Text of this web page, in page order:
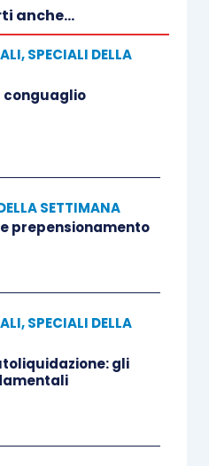
le disposizioni
n.276/03 relative al
e, in particolare, le
e 69) che,
la
rapporti i rapporti di
di cui
a uno o più progetti
dal committente e
dal collaboratore
del
autonoma in
subordinato a tempo
anche...
,SPECIALI DELLA
conguaglio
SETTIMANA
prepensionamento
,SPECIALI DELLA
gli